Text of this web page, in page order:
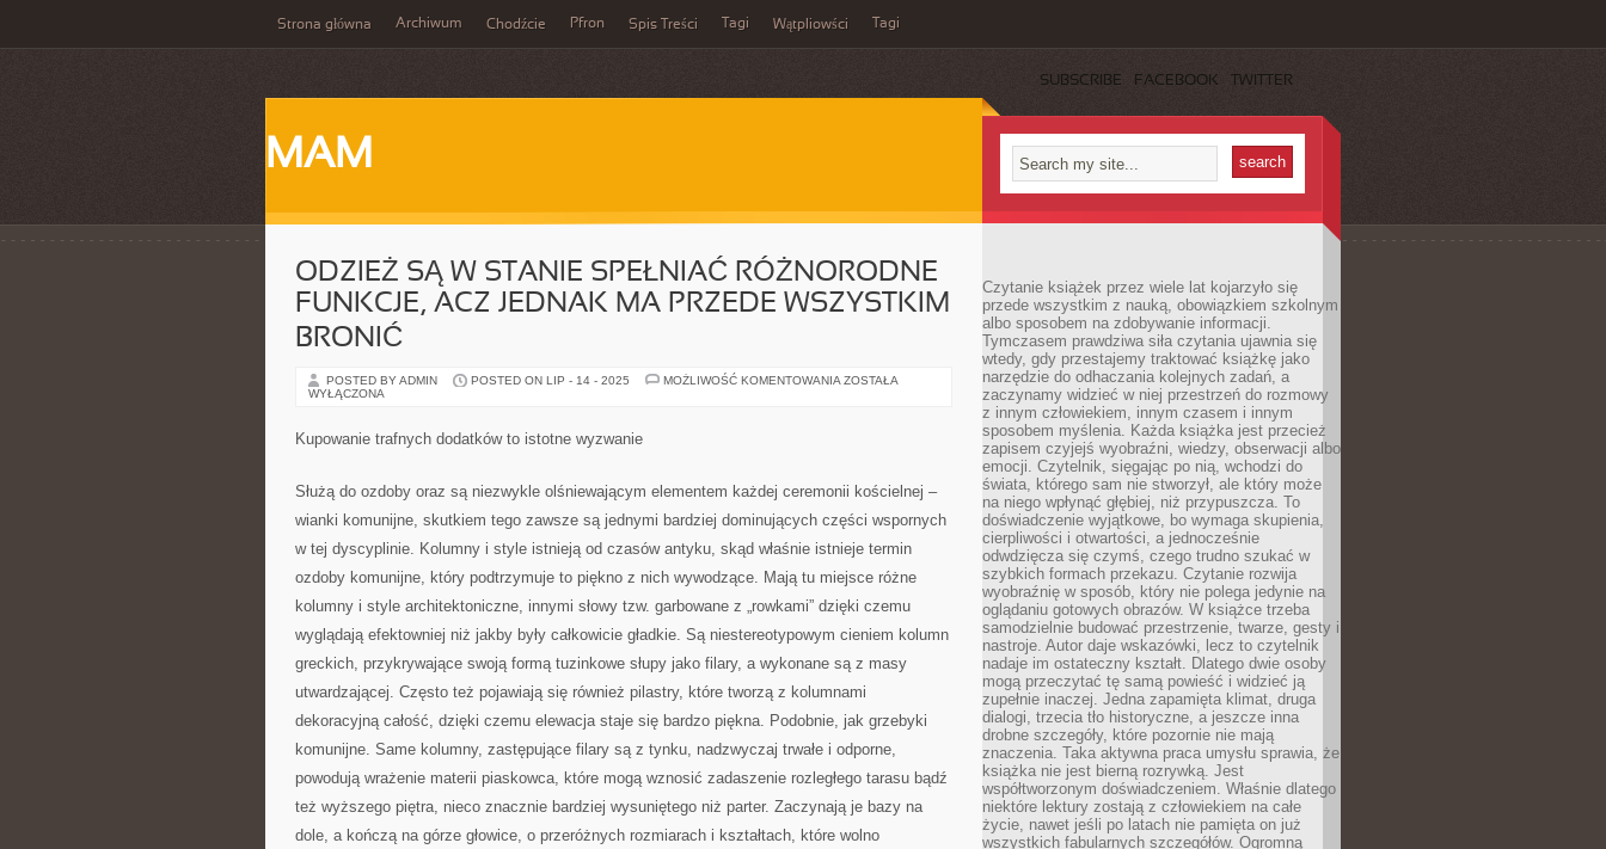
Strona główna Archiwum Chodźcie Pfron Spis Treści Tagi Wątpliowści Tagi
SUBSCRIBE FACEBOOK TWITTER
MAM
ODZIEŻ SĄ W STANIE SPEŁNIAĆ RÓŻNORODNE
FUNKCJE, ACZ JEDNAK MA PRZEDE WSZYSTKIM
BRONIĆ
POSTED BY ADMIN POSTED ON LIP - 14 - 2025 MOŻLIWOŚĆ KOMENTOWANIA ODZIEŻ
JEDNAK
MA
WSZYSTKIM
ZOSTAŁA
WYŁĄCZONA
Kupowanie trafnych dodatków to istotne wyzwanie
Służą do ozdoby oraz są niezwykle olśniewającym elementem każdej ceremonii kościelnej –
wianki komunijne, skutkiem tego zawsze są jednymi bardziej dominujących części wspornych
w tej dyscyplinie. Kolumny i style istnieją od czasów antyku, skąd właśnie istnieje termin
ozdoby komunijne, który podtrzymuje to piękno z nich wywodzące. Mają tu miejsce różne
kolumny i style architektoniczne, innymi słowy tzw. garbowane z „rowkami” dzięki czemu
wyglądają efektowniej niż jakby były całkowicie gładkie. Są niestereotypowym cieniem kolumn
greckich, przykrywające swoją formą tuzinkowe słupy jako filary, a wykonane są z masy
utwardzającej. Często też pojawiają się również pilastry, które tworzą z kolumnami
dekoracyjną całość, dzięki czemu elewacja staje się bardzo piękna. Podobnie, jak grzebyki
komunijne. Same kolumny, zastępujące filary są z tynku, nadzwyczaj trwałe i odporne,
powodują wrażenie materii piaskowca, które mogą wznosić zadaszenie rozległego tarasu bądź
też wyższego piętra, nieco znacznie bardziej wysuniętego niż parter. Zaczynają je bazy na
dole, a kończą na górze głowice, o przeróżnych rozmiarach i kształtach, które wolno
Czytanie książek przez wiele lat kojarzyło się
przede wszystkim z nauką, obowiązkiem szkolnym
albo sposobem na zdobywanie informacji.
Tymczasem prawdziwa siła czytania ujawnia się
wtedy, gdy przestajemy traktować książkę jako
narzędzie do odhaczania kolejnych zadań, a
zaczynamy widzieć w niej przestrzeń do rozmowy
z innym człowiekiem, innym czasem i innym
sposobem myślenia. Każda książka jest przecież
zapisem czyjejś wyobraźni, wiedzy, obserwacji albo
emocji. Czytelnik, sięgając po nią, wchodzi do
świata, którego sam nie stworzył, ale który może
na niego wpłynąć głębiej, niż przypuszcza. To
doświadczenie wyjątkowe, bo wymaga skupienia,
cierpliwości i otwartości, a jednocześnie
odwdzięcza się czymś, czego trudno szukać w
szybkich formach przekazu. Czytanie rozwija
wyobraźnię w sposób, który nie polega jedynie na
oglądaniu gotowych obrazów. W książce trzeba
samodzielnie budować przestrzenie, twarze, gesty i
nastroje. Autor daje wskazówki, lecz to czytelnik
nadaje im ostateczny kształt. Dlatego dwie osoby
mogą przeczytać tę samą powieść i widzieć ją
zupełnie inaczej. Jedna zapamięta klimat, druga
dialogi, trzecia tło historyczne, a jeszcze inna
drobne szczegóły, które pozornie nie mają
znaczenia. Taka aktywna praca umysłu sprawia, że
książka nie jest bierną rozrywką. Jest
współtworzonym doświadczeniem. Właśnie dlatego
niektóre lektury zostają z człowiekiem na całe
życie, nawet jeśli po latach nie pamięta on już
wszystkich fabularnych szczegółów. Ogromną